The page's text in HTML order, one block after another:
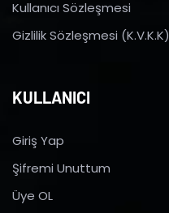
Kullanıcı Sözleşmesi
Gizlilik Sözleşmesi (K.V.K.K)
KULLANICI
Giriş Yap
Şifremi Unuttum
Üye OL